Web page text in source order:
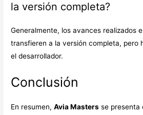
la versión completa?
Generalmente, los avances realizados
transfieren a la versión completa, pero
el desarrollador.
Conclusión
En resumen,Avia Masters se presenta